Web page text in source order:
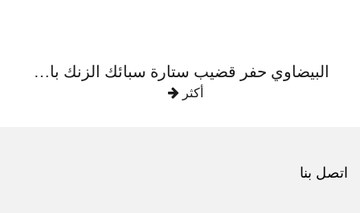
البيضاوي حفر قضيب ستارة سبائك الزنك بالكامل
أكثر
اتصل بنا